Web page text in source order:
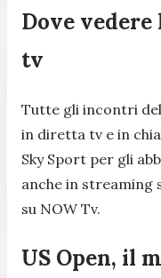
Dove
tv
Tutte gli incontri
in diretta tv e in
Sky Sport per gli
anche in streaming
su NOW Tv.
US Open, il